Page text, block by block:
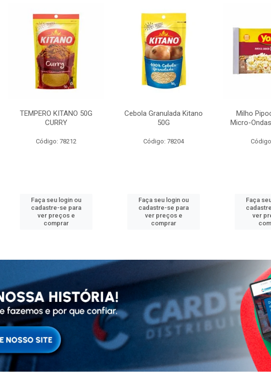
TEMPERO KITANO 50G
CURRY
Código: 78212
Faça seu login ou
cadastre-se para
ver preços e
comprar
Cebola Granulada Kitano
50G
Código: 78204
Faça seu login ou
cadastre-se para
ver preços e
comprar
Milho
Micro-
Faça
ver